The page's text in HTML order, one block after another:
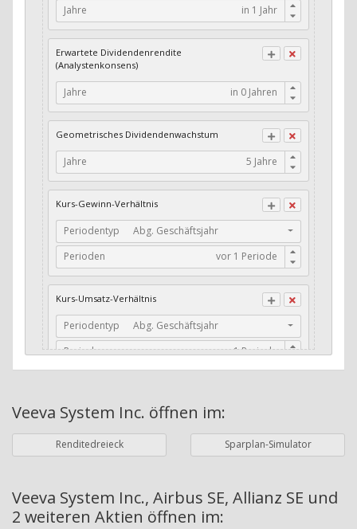
Buffett's Alpha: Wachstum Residual Gross
Profits / Assets
Income / Assets
Buffett's Alpha: Wachstum Residual Net
Income / Book Value
Cash-Quote
CFO / Interest Expense
Current Ratio
Long-Term Debt to Working Capital
Dividenden-Check
Stabiles Dividenden-Wachstum
Stabiles Dividenden-Wachstum (TTM)
Stabiles Absolutes Dividenden-Wachstum
Dividendenrendite (angekündigt)
Adj. Dividendenrendite (Market Cap)
Jahre
Erwartete Dividendenrendite
(Analystenkonsens)
Jahre
Geometrisches Dividendenwachstum
Jahre
Kurs-Gewinn-Verhältnis
Periodentyp
Abg. Geschäftsjahr
Perioden
Kurs-Umsatz-Verhältnis
Periodentyp
Abg. Geschäftsjahr
Perioden
Währung Bilanzierungswährung
Periodentyp
Perioden
Veeva System Inc. öffnen im:
Renditedreieck Sparplan-Simulator
Veeva System Inc., Airbus SE, Allianz SE und
2 weiteren Aktien öffnen im: